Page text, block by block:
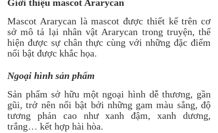
Giới thiệu mascot Ararycan
Mascot Ararycan là mascot được thiết kế trên cơ
sở mô tả lại nhân vật Ararycan trong truyện, thể
hiện được sự chân thực cùng với những đặc điểm
nổi bật được khắc họa.
Ngoại hình sản phẩm
Sản phẩm sở hữu một ngoại hình dễ thương, gần
gũi, trở nên nổi bật bởi những gam màu sắng, độ
tương phản cao như xanh đậm, xanh dương,
trắng… kết hợp hài hòa.